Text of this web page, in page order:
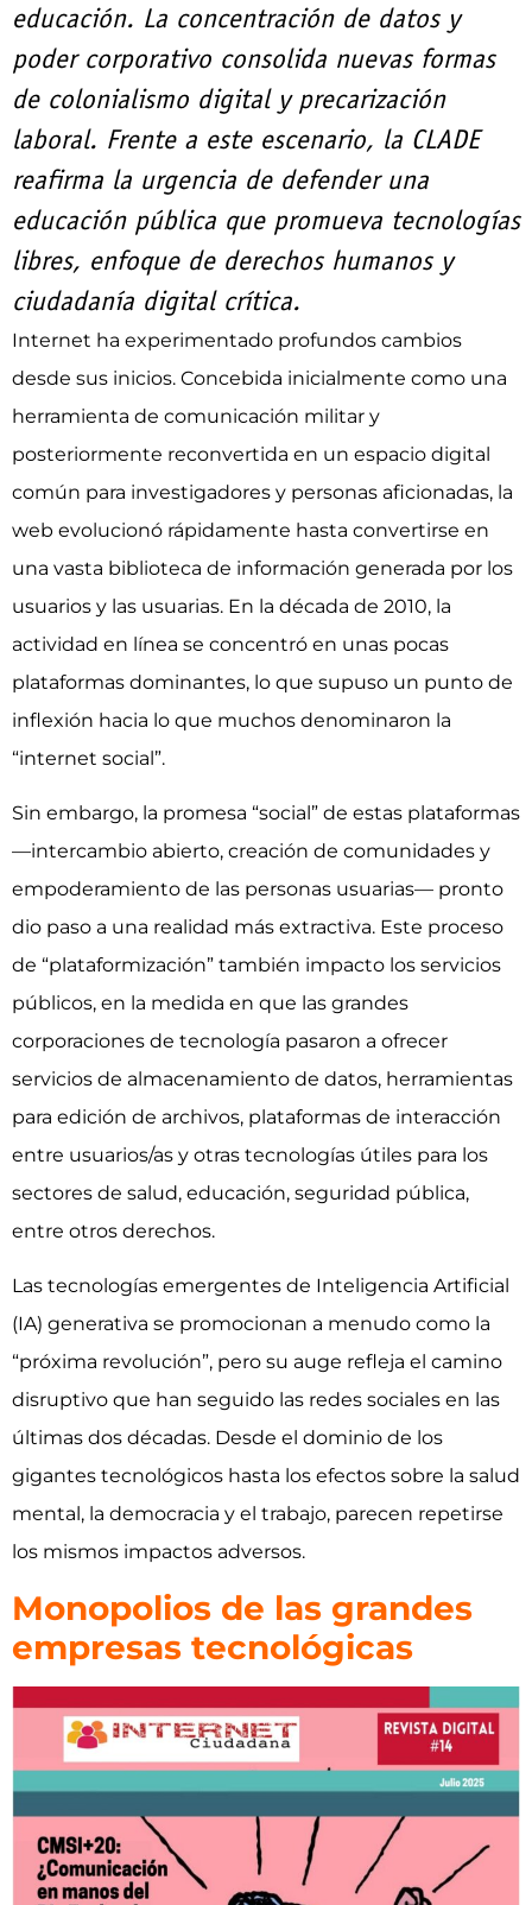
educación. La concentración de datos y
poder corporativo consolida nuevas formas
de colonialismo digital y precarización
laboral. Frente a este escenario, la CLADE
reafirma la urgencia de defender una
educación pública que promueva tecnologías
libres, enfoque de derechos humanos y
ciudadanía digital crítica.
Internet ha experimentado profundos cambios
desde sus inicios. Concebida inicialmente como una
herramienta de comunicación militar y
posteriormente reconvertida en un espacio digital
común para investigadores y personas aficionadas, la
web evolucionó rápidamente hasta convertirse en
una vasta biblioteca de información generada por los
usuarios y las usuarias. En la década de 2010, la
actividad en línea se concentró en unas pocas
plataformas dominantes, lo que supuso un punto de
inflexión hacia lo que muchos denominaron la
“internet social”.
Sin embargo, la promesa “social” de estas plataformas
—intercambio abierto, creación de comunidades y
empoderamiento de las personas usuarias— pronto
dio paso a una realidad más extractiva. Este proceso
de “plataformización” también impacto los servicios
públicos, en la medida en que las grandes
corporaciones de tecnología pasaron a ofrecer
servicios de almacenamiento de datos, herramientas
para edición de archivos, plataformas de interacción
entre usuarios/as y otras tecnologías útiles para los
sectores de salud, educación, seguridad pública,
entre otros derechos.
Las tecnologías emergentes de Inteligencia Artificial
(IA) generativa se promocionan a menudo como la
“próxima revolución”, pero su auge refleja el camino
disruptivo que han seguido las redes sociales en las
últimas dos décadas. Desde el dominio de los
gigantes tecnológicos hasta los efectos sobre la salud
mental, la democracia y el trabajo, parecen repetirse
los mismos impactos adversos.
Monopolios de las grandes
empresas tecnológicas